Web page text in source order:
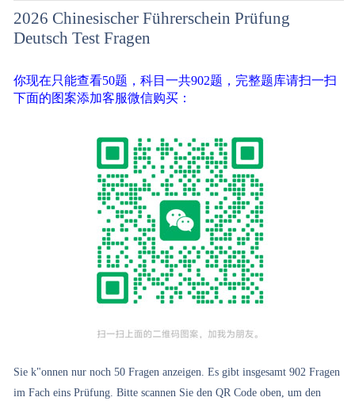
2026 Chinesischer Führerschein Prüfung
Deutsch Test Fragen
你现在只能查看50题，科目一共902题，完整题库请扫一扫
下面的图案添加客服微信购买：
Sie k"onnen nur noch 50 Fragen anzeigen. Es gibt insgesamt 902 Fragen
im Fach eins Prüfung. Bitte scannen Sie den QR Code oben, um den